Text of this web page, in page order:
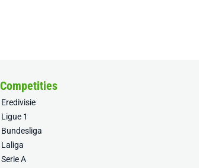
Competities
Eredivisie
Ligue 1
Bundesliga
Laliga
Serie A